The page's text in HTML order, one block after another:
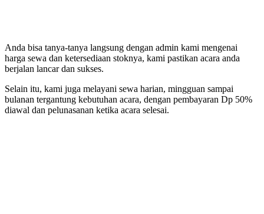
Anda bisa tanya-tanya langsung dengan admin kami mengenai
harga sewa dan ketersediaan stoknya, kami pastikan acara anda
berjalan lancar dan sukses.
Selain itu, kami juga melayani sewa harian, mingguan sampai
bulanan tergantung kebutuhan acara, dengan pembayaran Dp 50%
diawal dan pelunasanan ketika acara selesai.